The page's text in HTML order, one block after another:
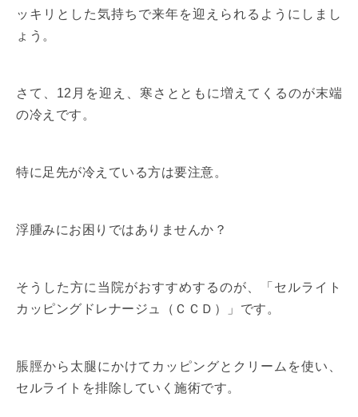
ッキリとした気持ちで来年を迎えられるようにしまし
ょう。
さて、12月を迎え、寒さとともに増えてくるのが末端
の冷えです。
特に足先が冷えている方は要注意。
浮腫みにお困りではありませんか？
そうした方に当院がおすすめするのが、「セルライト
カッピングドレナージュ（ＣＣＤ）」です。
脹脛から太腿にかけてカッピングとクリームを使い、
セルライトを排除していく施術です。